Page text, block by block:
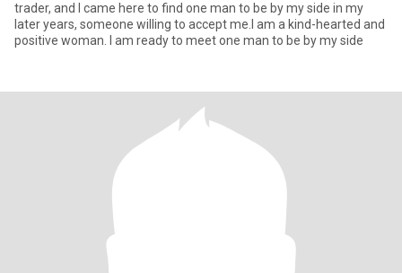
trader, and I came here to find one man to be by my side in my
later years, someone willing to accept me.I am a kind-hearted and
positive woman. I am ready to meet one man to be by my side